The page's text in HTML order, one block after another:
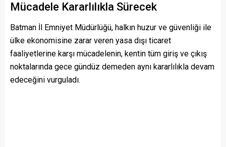
Mücadele Kararlılıkla Sürecek
Batman İl Emniyet Müdürlüğü, halkın huzur ve güvenliği ile
ülke ekonomisine zarar veren yasa dışı ticaret
faaliyetlerine karşı mücadelenin, kentin tüm giriş ve çıkış
noktalarında gece gündüz demeden aynı kararlılıkla devam
edeceğini vurguladı.